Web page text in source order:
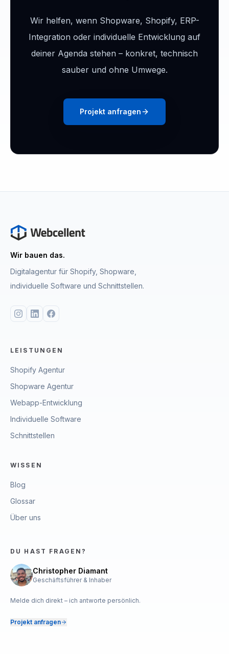
Wir helfen, wenn Shopware, Shopify, ERP-
Integration oder individuelle Entwicklung auf
deiner Agenda stehen – konkret, technisch
sauber und ohne Umwege.
Projekt anfragen
Wir bauen das.
Digitalagentur für Shopify, Shopware,
individuelle Software und Schnittstellen.
LEISTUNGEN
Shopify Agentur
Shopware Agentur
Webapp-Entwicklung
Individuelle Software
Schnittstellen
WISSEN
Blog
Glossar
Über uns
DU HAST FRAGEN?
Christopher Diamant
Geschäftsführer & Inhaber
Melde dich direkt – ich antworte persönlich.
Projekt anfragen